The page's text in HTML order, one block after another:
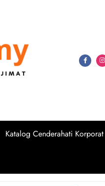
Katalog Cenderahati Korporat